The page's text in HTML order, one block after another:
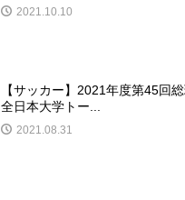
2021.10.10
【サッカー】2021年度第45回
全日本大学トー...
2021.08.31